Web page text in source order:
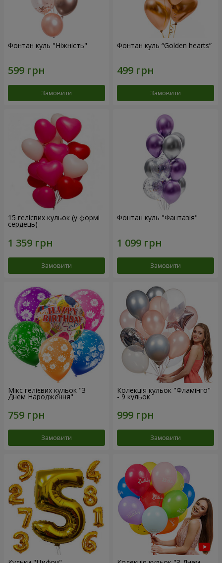
Фонтан куль "Ніжність"
Замовити
Фонтан куль “Golden hearts”
Замовити
15 гелієвих кульок (у формі
сердець)
Замовити
Фонтан куль "Фантазія"
Замовити
Мікс гелієвих кульок "З
Днем Народження"
Замовити
Колекція кульок "Фламінго"
- 9 кульок
Замовити